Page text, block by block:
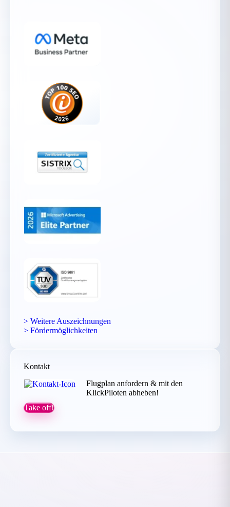
> Weitere Auszeichnungen
> Fördermöglichkeiten
Kontakt
Flugplan anfordern & mit den
KlickPiloten abheben!
Take off!